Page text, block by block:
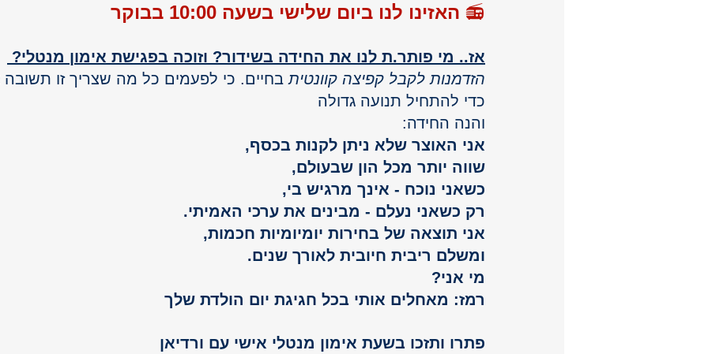
📻 האזינו לנו ביום שלישי בשעה 10:00 בבוקר
אז.. מי פותר.ת לנו את החידה בשידור? וזוכה בפגישת אימון מנטלי?
הזדמנות לקבל קפיצה קוונטית בחיים. כי לפעמים כל מה שצריך זו
כדי להתחיל תנועה גדולה
והנה החידה:
אני האוצר שלא ניתן לקנות בכסף,
שווה יותר מכל הון שבעולם,
כשאני נוכח - אינך מרגיש בי,
רק כשאני נעלם - מבינים את ערכי האמיתי.
אני תוצאה של בחירות יומיומיות חכמות,
ומשלם ריבית חיובית לאורך שנים.
מי אני?
רמז: מאחלים אותי בכל חגיגת יום הולדת שלך
פתרו ותזכו בשעת אימון מנטלי אישי עם ורדיאן